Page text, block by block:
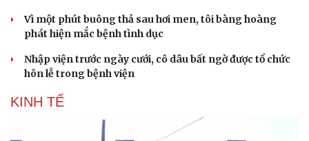
Vì một phút buông thả sau hơi men, tôi bàng hoàng
phát hiện mắc bệnh tình dục
Nhập viện trước ngày cưới, cô dâu bất ngờ được tổ chức
hôn lễ trong bệnh viện
KINH TẾ